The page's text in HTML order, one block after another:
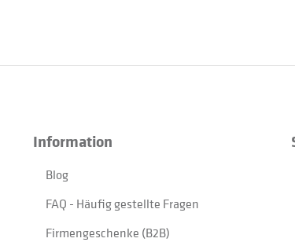
Information
Blog
FAQ - Häufig gestellte Fragen
Firmengeschenke (B2B)